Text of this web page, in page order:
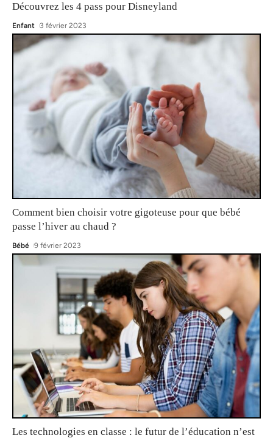
Découvrez les 4 pass pour Disneyland
Enfant 3 février 2023
Comment bien choisir votre gigoteuse pour que bébé
passe l’hiver au chaud ?
Bébé 9 février 2023
Les technologies en classe : le futur de l’éducation n’est